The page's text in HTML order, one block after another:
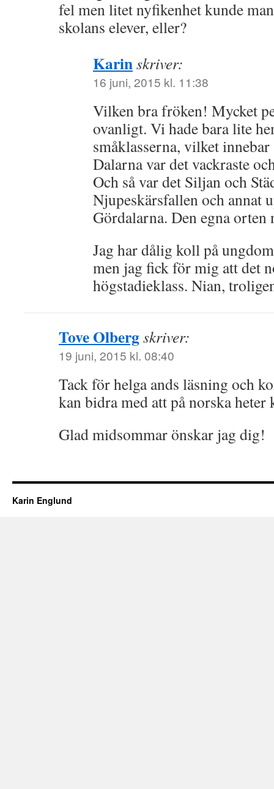
fel men litet nyfikenhet kunde
skolans elever, eller?
Karinskriver:
16 juni, 2015 kl. 11:38
Vilken bra fröken! Mycket
ovanligt. Vi hade bara lite
småklasserna, vilket
Dalarna var det vackraste
Och så var det Siljan och
Njupeskärsfallen och annat
Gördalarna. Den egna orten
Jag har dålig koll på
men jag fick för mig att det
högstadieklass. Nian,
Tove Olbergskriver:
19 juni, 2015 kl. 08:40
Tack för helga ands läsning och
kan bidra med att på norska
Glad midsommar önskar jag dig!
Karin Englund